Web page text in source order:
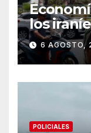
los
para
meses
Estados
6 AGOSTO,
POLICIALES